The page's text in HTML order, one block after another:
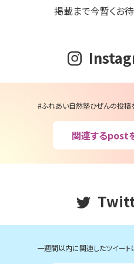
掲載まで今暫くお待
#ふれあい自然塾ひぜんの投稿を
関連するpost
一週間以内に関連したツイート